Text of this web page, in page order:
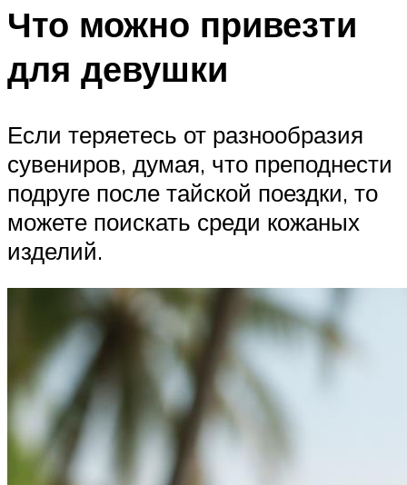
Что можно привезти
для девушки
Если теряетесь от разнообразия
сувениров, думая, что преподнести
подруге после тайской поездки, то
можете поискать среди кожаных
изделий.